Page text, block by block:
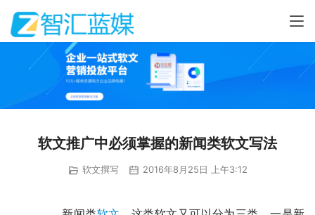
软文推广中必须掌握的新闻类软文写法
软文撰写 2016年8月25日 上午3:12